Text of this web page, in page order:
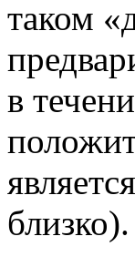
таком
в
близко).